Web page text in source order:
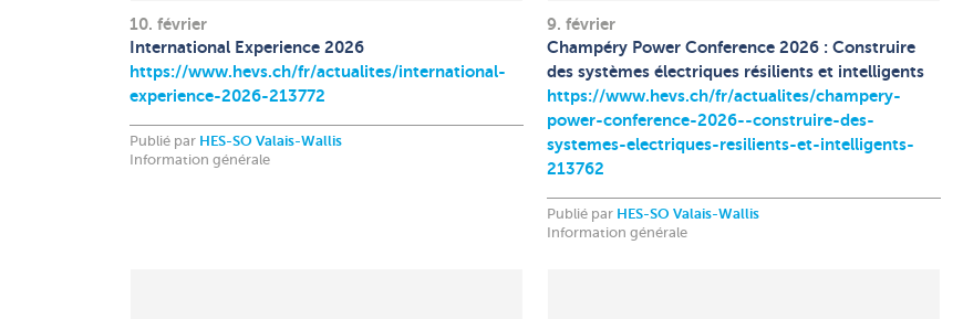
10. février
International Experience 2026
https://www.hevs.ch/fr/actualites/international-
experience-2026-213772
Publié par HES-SO Valais-Wallis
Information générale
9. février
Champéry Power Conference 2026 : Construire
des systèmes électriques résilients et intelligents
https://www.hevs.ch/fr/actualites/champery-
power-conference-2026--construire-des-
systemes-electriques-resilients-et-intelligents-
213762
Publié par HES-SO Valais-Wallis
Information générale